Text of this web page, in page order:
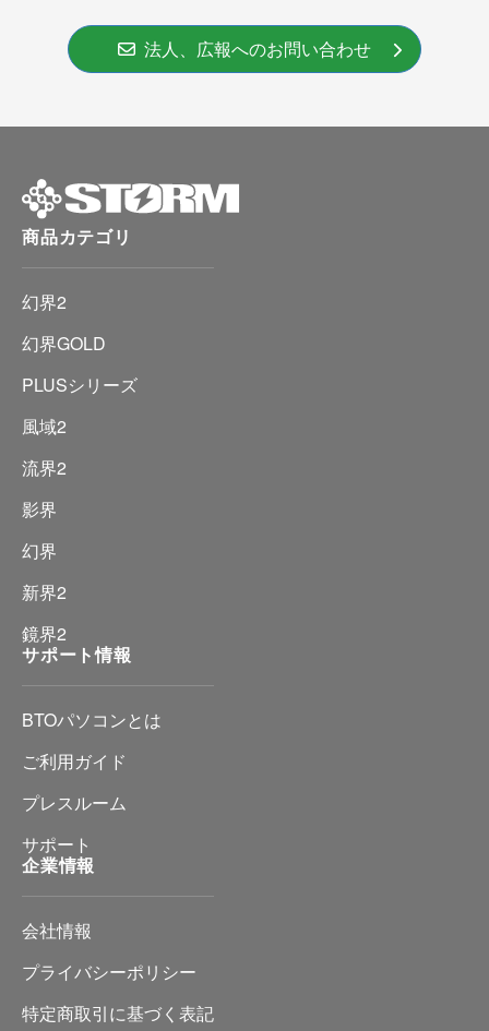
法人、広報へのお問い合わせ
商品カテゴリ
幻界2
幻界GOLD
PLUSシリーズ
風域2
流界2
影界
幻界
新界2
鏡界2
サポート情報
BTOパソコンとは
ご利用ガイド
プレスルーム
サポート
企業情報
会社情報
プライバシーポリシー
特定商取引に基づく表記